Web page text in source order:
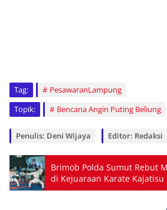
Tag:
PesawaranLampung
Topik:
Bencana Angin Puting Beliung
Penulis: Deni Wijaya Editor: Redaksi
Brimob Polda Sumut Rebut
di Kejuaraan Karate Kajatisu